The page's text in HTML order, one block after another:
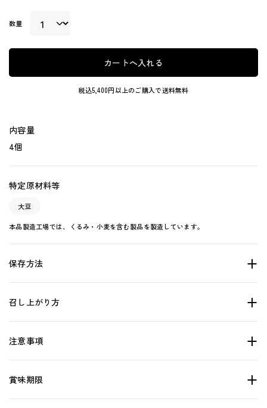
数量
カートへ入れる
税込5,400円以上のご購入で送料無料
内容量
4個
特定原材料等
大豆
本品製造工場では、くるみ・小麦を含む製品を製造しています。
保存方法
召し上がり方
注意事項
賞味期限